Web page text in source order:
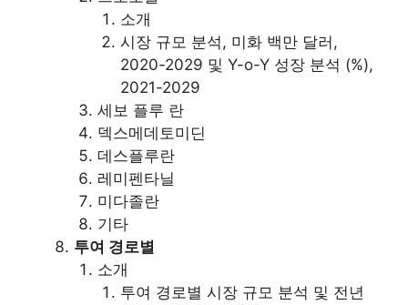
소개
시장 규모 분석, 미화 백만 달러,
2020-2029 및 Y-o-Y 성장 분석 (%),
2021-2029
세보 플루 란
덱스메데토미딘
데스플루란
레미펜타닐
미다졸란
기타
투여 경로별
소개
투여 경로별 시장 규모 분석 및 전년